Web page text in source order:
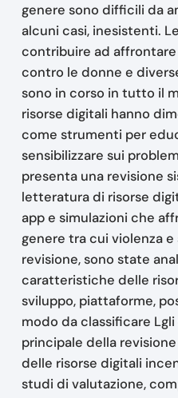
genere sono difficili da
alcuni casi, inesistenti.
contribuire ad
contro le donne e
sono in corso in tutto il
risorse digitali hanno
come strumenti per
sensibilizzare sui
presenta una revisione
letteratura di risorse
app e simulazioni che
genere tra cui violenza
revisione, sono state
caratteristiche delle
sviluppo, piattaforme,
modo da classificare
principale della
delle risorse digitali
studi di valutazione,